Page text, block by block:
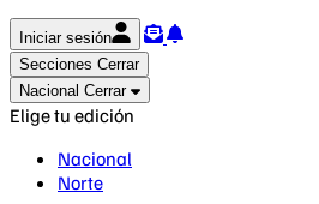
Iniciar sesión
Secciones Cerrar
Nacional Cerrar
Elige tu edición
Nacional
Norte